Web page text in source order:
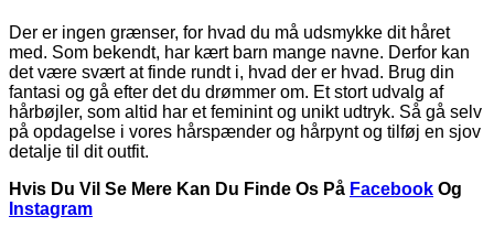
Der er ingen grænser, for hvad du må udsmykke dit håret
med. Som bekendt, har kært barn mange navne. Derfor kan
det være svært at finde rundt i, hvad der er hvad. Brug din
fantasi og gå efter det du drømmer om. Et stort udvalg af
hårbøjler, som altid har et feminint og unikt udtryk. Så gå selv
på opdagelse i vores hårspænder og hårpynt og tilføj en sjov
detalje til dit outfit.
Hvis Du Vil Se Mere Kan Du Finde Os På Facebook Og
Instagram